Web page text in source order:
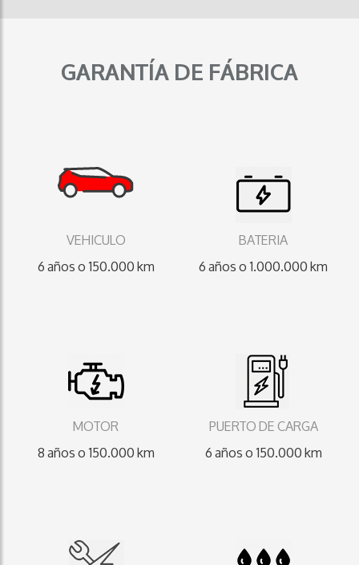
GARANTÍA DE FÁBRICA
VEHICULO
6 años o 150.000 km
BATERIA
6 años o 1.000.000 km
MOTOR
8 años o 150.000 km
PUERTO DE CARGA
6 años o 150.000 km